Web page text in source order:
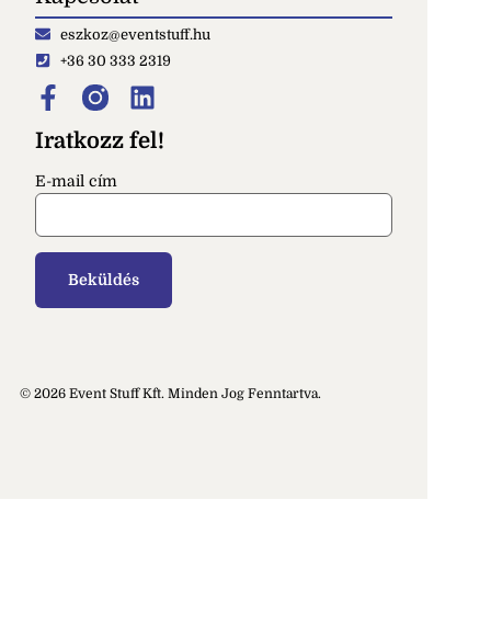
eszkoz@eventstuff.hu
+36 30 333 2319
Iratkozz fel!
E-mail cím
© 2026 Event Stuff Kft. Minden Jog Fenntartva.